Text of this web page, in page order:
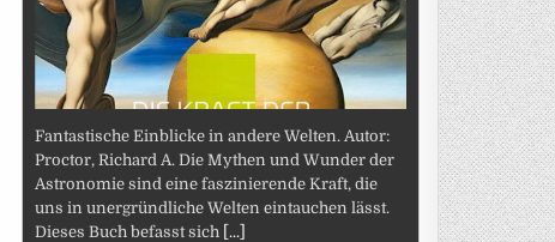
Fantastische Einblicke in andere Welten. Autor:
Proctor, Richard A. Die Mythen und Wunder der
Astronomie sind eine faszinierende Kraft, die
uns in unergründliche Welten eintauchen lässt.
Dieses Buch befasst sich [...]